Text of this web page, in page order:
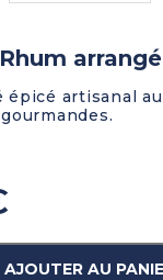
épicé artisanal
AJOUTER AU